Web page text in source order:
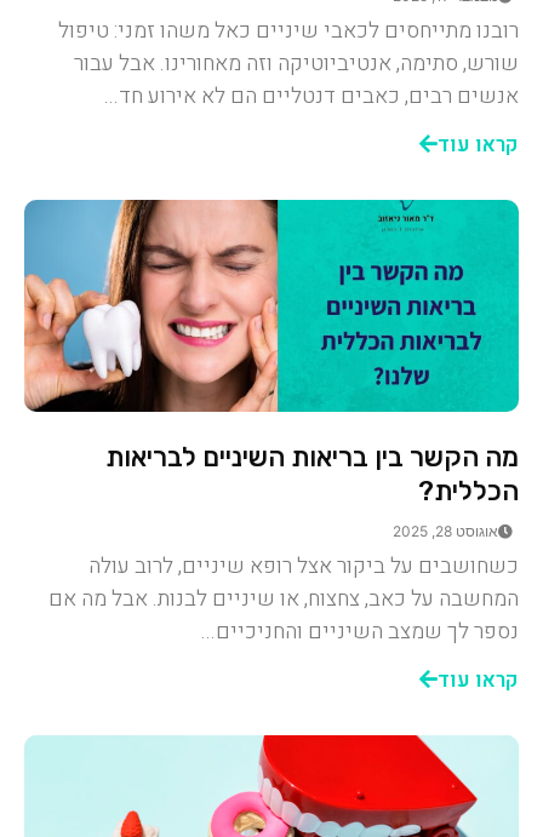
רובנו מתייחסים לכאבי שיניים כאל משהו זמני: טיפול
שורש, סתימה, אנטיביוטיקה וזה מאחורינו. אבל עבור
אנשים רבים, כאבים דנטליים הם לא אירוע חד...
קראו עוד
מה הקשר בין בריאות השיניים לבריאות
הכללית?
אוגוסט 28, 2025
כשחושבים על ביקור אצל רופא שיניים, לרוב עולה
המחשבה על כאב, צחצוח, או שיניים לבנות. אבל מה אם
נספר לך שמצב השיניים והחניכיים...
קראו עוד